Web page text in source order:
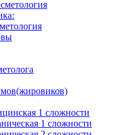
1 сложности
1 сложности